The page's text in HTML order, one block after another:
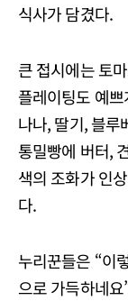
식사가 담겼다.
큰 접시에는 토
플레이팅도 예
나나, 딸기, 블루
통밀빵에 버터,
색의 조화가 인
다.
누리꾼들은 “이
으로 가득하네